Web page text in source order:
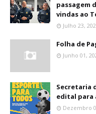
passagem
vindas ao
Julho 23,
Folha de
Junho 01,
Secretaria
edital para
Dezembro